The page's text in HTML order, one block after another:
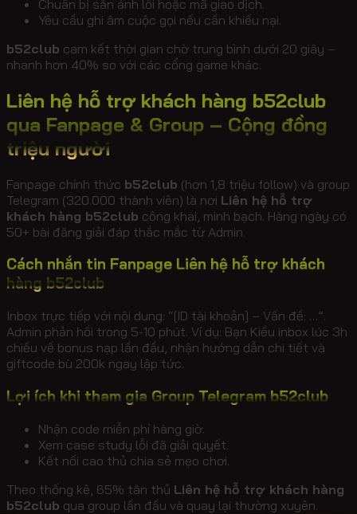
Chuẩn bị sẵn ảnh lỗi hoặc mã giao dịch.
Yêu cầu ghi âm cuộc gọi nếu cần khiếu nại.
b52club cam kết thời gian chờ trung bình dưới 20 giây –
nhanh hơn 40% so với các cổng game khác.
Liên hệ hỗ trợ khách hàng b52club
qua Fanpage & Group – Cộng đồng
triệu người
Fanpage chính thức b52club (hơn 1,8 triệu follow) và group
Telegram (320.000 thành viên) là nơi Liên hệ hỗ trợ
khách hàng b52club công khai, minh bạch. Hàng ngày có
50+ bài đăng giải đáp thắc mắc từ Admin.
Cách nhắn tin Fanpage Liên hệ hỗ trợ khách
hàng b52club
Inbox trực tiếp với nội dung: “[ID tài khoản] – Vấn đề: …”.
Admin phản hồi trong 5-10 phút. Ví dụ: Bạn Kiều inbox lúc 3h
chiều về bonus nạp lần đầu, nhận hướng dẫn chi tiết và
giftcode bù 200k ngay lập tức.
Lợi ích khi tham gia Group Telegram b52club
Nhận code miễn phí hàng giờ.
Xem case study lỗi đã giải quyết.
Kết nối cao thủ chia sẻ mẹo chơi.
Theo thống kê, 65% tân thủ Liên hệ hỗ trợ khách hàng
b52club qua group lần đầu và quay lại thường xuyên.